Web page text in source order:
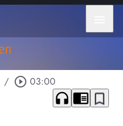
/ play_circle_outline 03:00
headphones chrome_reader_mode bookmark_border